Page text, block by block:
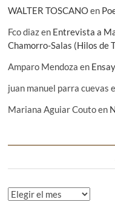
WALTER TOSCANOen
Fco diazen Entrevista a
Chamorro-Salas (Hilos de
Amparo Mendoza en
juan manuel parra cuevas
Mariana Aguiar Coutoen
A